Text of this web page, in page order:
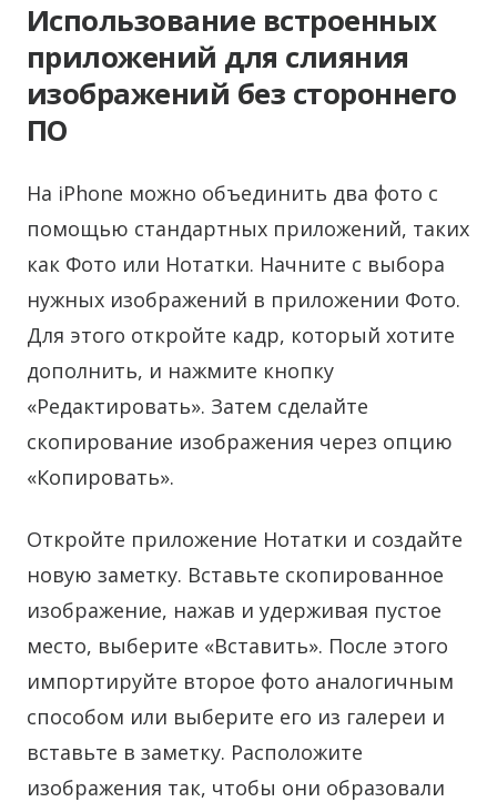
Использование встроенных
приложений для слияния
изображений без стороннего
ПО
На iPhone можно объединить два фото с
помощью стандартных приложений, таких
как Фото или Нотатки. Начните с выбора
нужных изображений в приложении Фото.
Для этого откройте кадр, который хотите
дополнить, и нажмите кнопку
«Редактировать». Затем сделайте
скопирование изображения через опцию
«Копировать».
Откройте приложение Нотатки и создайте
новую заметку. Вставьте скопированное
изображение, нажав и удерживая пустое
место, выберите «Вставить». После этого
импортируйте второе фото аналогичным
способом или выберите его из галереи и
вставьте в заметку. Расположите
изображения так, чтобы они образовали